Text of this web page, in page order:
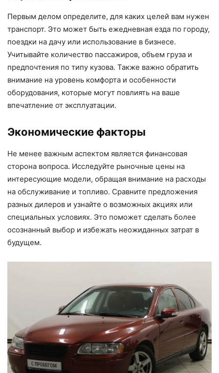
Первым делом определите, для каких целей вам нужен
транспорт. Это может быть ежедневная езда по городу,
поездки на дачу или использование в бизнесе.
Учитывайте количество пассажиров, объем груза и
предпочтения по типу кузова. Также важно обратить
внимание на уровень комфорта и особенности
оборудования, которые могут повлиять на ваше
впечатление от эксплуатации.
Экономические факторы
Не менее важным аспектом является финансовая
сторона вопроса. Исследуйте рыночные цены на
интересующие модели, обращая внимание на расходы
на обслуживание и топливо. Сравните предложения
разных дилеров и узнайте о возможных акциях или
специальных условиях. Это поможет сделать более
осознанный выбор и избежать неожиданных затрат в
будущем.